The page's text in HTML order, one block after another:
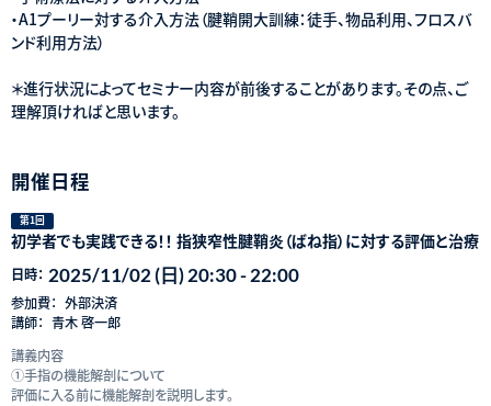
・A1プーリー対する介入方法（腱鞘開大訓練：徒手、物品利用、フロスバ
ンド利用方法）
＊進行状況によってセミナー内容が前後することがあります。その点、ご
理解頂ければと思います。
開催日程
第1回
初学者でも実践できる！！ 指狭窄性腱鞘炎（ばね指）に対する評価と治療
日時： 2025/11/02 (日) 20:30 - 22:00
参加費： 外部決済
講師： 青木 啓一郎
講義内容
①手指の機能解剖について
評価に入る前に機能解剖を説明します。